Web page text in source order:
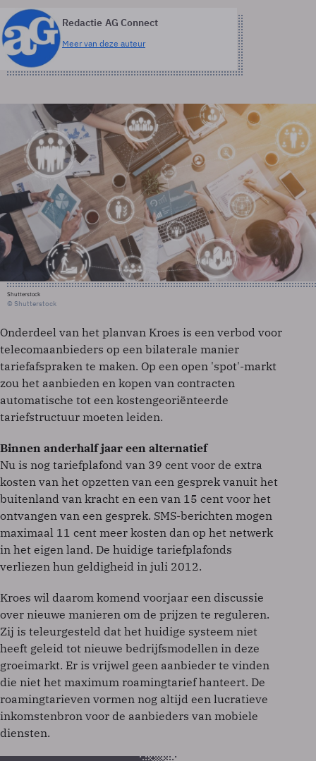
Redactie AG Connect
Meer van deze auteur
Shutterstock
© Shutterstock
Onderdeel van het planvan Kroes is een verbod voor
telecomaanbieders op een bilaterale manier
tariefafspraken te maken. Op een open 'spot'-markt
zou het aanbieden en kopen van contracten
automatische tot een kostengeoriënteerde
tariefstructuur moeten leiden.
Binnen anderhalf jaar een alternatief
Nu is nog tariefplafond van 39 cent voor de extra
kosten van het opzetten van een gesprek vanuit het
buitenland van kracht en een van 15 cent voor het
ontvangen van een gesprek. SMS-berichten mogen
maximaal 11 cent meer kosten dan op het netwerk
in het eigen land. De huidige tariefplafonds
verliezen hun geldigheid in juli 2012.
Kroes wil daarom komend voorjaar een discussie
over nieuwe manieren om de prijzen te reguleren.
Zij is teleurgesteld dat het huidige systeem niet
heeft geleid tot nieuwe bedrijfsmodellen in deze
groeimarkt. Er is vrijwel geen aanbieder te vinden
die niet het maximum roamingtarief hanteert. De
roamingtarieven vormen nog altijd een lucratieve
inkomstenbron voor de aanbieders van mobiele
diensten.